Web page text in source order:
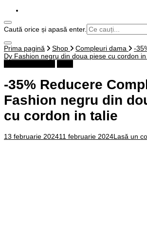
Cauți
Caută orice și apasă enter.
Prima pagină Shop Compleuri dama
-
Dy Fashion negru din doua piese cu cordon
-35% Reducere
Fashion negru din
cu cordon in talie
13 februarie 202411 februarie 2024Lasă un